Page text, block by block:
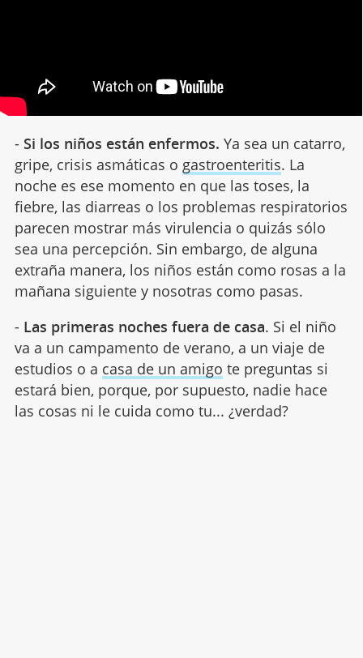
- Si los niños están enfermos. Ya sea un catarro,
gripe, crisis asmáticas o gastroenteritis. La
noche es ese momento en que las toses, la
fiebre, las diarreas o los problemas respiratorios
parecen mostrar más virulencia o quizás sólo
sea una percepción. Sin embargo, de alguna
extraña manera, los niños están como rosas a la
mañana siguiente y nosotras como pasas.
- Las primeras noches fuera de casa. Si el niño
va a un campamento de verano, a un viaje de
estudios o a casa de un amigo te preguntas si
estará bien, porque, por supuesto, nadie hace
las cosas ni le cuida como tu... ¿verdad?